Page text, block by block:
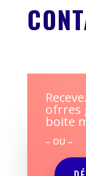
ofrres
boite
– OU –